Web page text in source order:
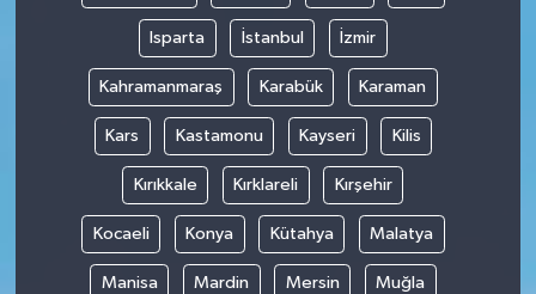
Isparta İstanbul İzmir
Kahramanmaraş Karabük Karaman
Kars Kastamonu Kayseri Kilis
Kırıkkale Kırklareli Kırşehir
Kocaeli Konya Kütahya Malatya
Manisa Mardin Mersin Muğla